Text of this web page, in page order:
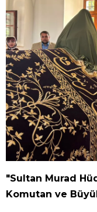
"Sultan Murad
Komutan ve